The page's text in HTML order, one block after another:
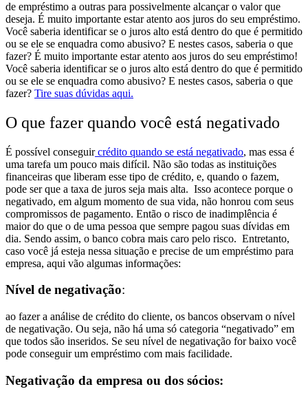
de empréstimo a outras para possivelmente alcançar o valor que
deseja. É muito importante estar atento aos juros do seu empréstimo.
Você saberia identificar se o juros alto está dentro do que é permitido
ou se ele se enquadra como abusivo? E nestes casos, saberia o que
fazer? É muito importante estar atento aos juros do seu empréstimo!
Você saberia identificar se o juros alto está dentro do que é permitido
ou se ele se enquadra como abusivo? E nestes casos, saberia o que
fazer? Tire suas dúvidas aqui.
O que fazer quando você está negativado
É possível conseguircrédito quando se está negativado, mas essa é
uma tarefa um pouco mais difícil. Não são todas as instituições
financeiras que liberam esse tipo de crédito, e, quando o fazem,
pode ser que a taxa de juros seja mais alta. Isso acontece porque o
negativado, em algum momento de sua vida, não honrou com seus
compromissos de pagamento. Então o risco de inadimplência é
maior do que o de uma pessoa que sempre pagou suas dívidas em
dia. Sendo assim, o banco cobra mais caro pelo risco. Entretanto,
caso você já esteja nessa situação e precise de um empréstimo para
empresa, aqui vão algumas informações:
Nível de negativação:
ao fazer a análise de crédito do cliente, os bancos observam o nível
de negativação. Ou seja, não há uma só categoria “negativado” em
que todos são inseridos. Se seu nível de negativação for baixo você
pode conseguir um empréstimo com mais facilidade.
Negativação da empresa ou dos sócios: